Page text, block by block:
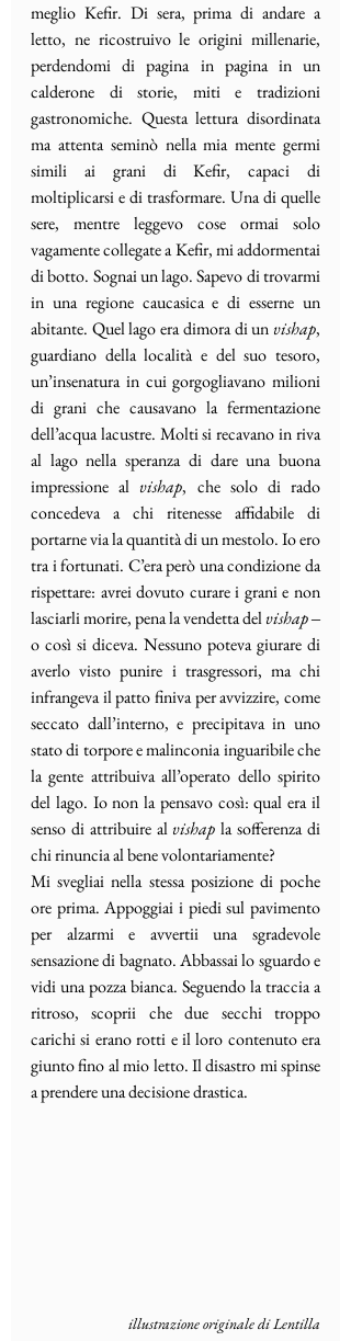
meglio Kefir. Di sera, prima di andare a
letto, ne ricostruivo le origini millenarie,
perdendomi di pagina in pagina in un
calderone di storie, miti e tradizioni
gastronomiche. Questa lettura disordinata
ma attenta seminò nella mia mente germi
simili ai grani di Kefir, capaci di
moltiplicarsi e di trasformare. Una di quelle
sere, mentre leggevo cose ormai solo
vagamente collegate a Kefir, mi addormentai
di botto. Sognai un lago. Sapevo di trovarmi
in una regione caucasica e di esserne un
abitante. Quel lago era dimora di un vishap,
guardiano della località e del suo tesoro,
un’insenatura in cui gorgogliavano milioni
di grani che causavano la fermentazione
dell’acqua lacustre. Molti si recavano in riva
al lago nella speranza di dare una buona
impressione al vishap, che solo di rado
concedeva a chi ritenesse affidabile di
portarne via la quantità di un mestolo. Io ero
tra i fortunati. C’era però una condizione da
rispettare: avrei dovuto curare i grani e non
lasciarli morire, pena la vendetta del vishap ‒
o così si diceva. Nessuno poteva giurare di
averlo visto punire i trasgressori, ma chi
infrangeva il patto finiva per avvizzire, come
seccato dall’interno, e precipitava in uno
stato di torpore e malinconia inguaribile che
la gente attribuiva all’operato dello spirito
del lago. Io non la pensavo così: qual era il
senso di attribuire al vishap la sofferenza di
chi rinuncia al bene volontariamente?
Mi svegliai nella stessa posizione di poche
ore prima. Appoggiai i piedi sul pavimento
per alzarmi e avvertii una sgradevole
sensazione di bagnato. Abbassai lo sguardo e
vidi una pozza bianca. Seguendo la traccia a
ritroso, scoprii che due secchi troppo
carichi si erano rotti e il loro contenuto era
giunto fino al mio letto. Il disastro mi spinse
a prendere una decisione drastica.
illustrazione originale di Lentilla